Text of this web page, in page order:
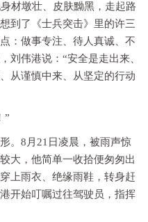
材墩壮、皮肤黝黑，走起路
到了《士兵突击》里的许三
：做事专注、待人真诚、不
刘伟港说：“安全是走出来、
从谨慎中来、从坚定的行动
”
。8月21日凌晨，被雨声惊
大，他简单一收拾便匆匆出
上雨衣、绝缘雨鞋，转身赶
开始叮嘱过往驾驶员，指挥